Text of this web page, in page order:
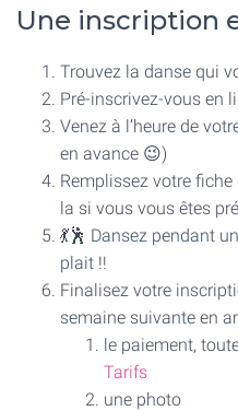
Une inscription
Trouvez la danse qui
Pré-inscrivez-vous en
Venez à l’heure de
en avance 😉)
Remplissez votre
la si vous vous êtes
💃🕺 Dansez pendant
plait !!
Finalisez votre
semaine suivante en
le paiement,
Tarifs
une photo